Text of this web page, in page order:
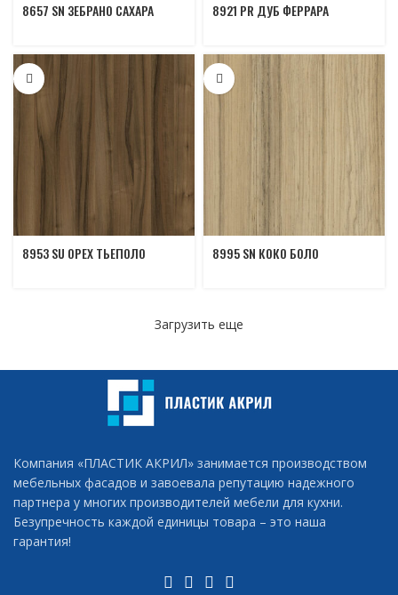
8657 SN ЗЕБРАНО САХАРА 8921 PR ДУБ ФЕРРАРА
8953 SU ОРЕХ ТЬЕПОЛО 8995 SN КОКО БОЛО
Загрузить еще
Компания «ПЛАСТИК АКРИЛ» занимается производством
мебельных фасадов и завоевала репутацию надежного
партнера у многих производителей мебели для кухни.
Безупречность каждой единицы товара – это наша
гарантия!